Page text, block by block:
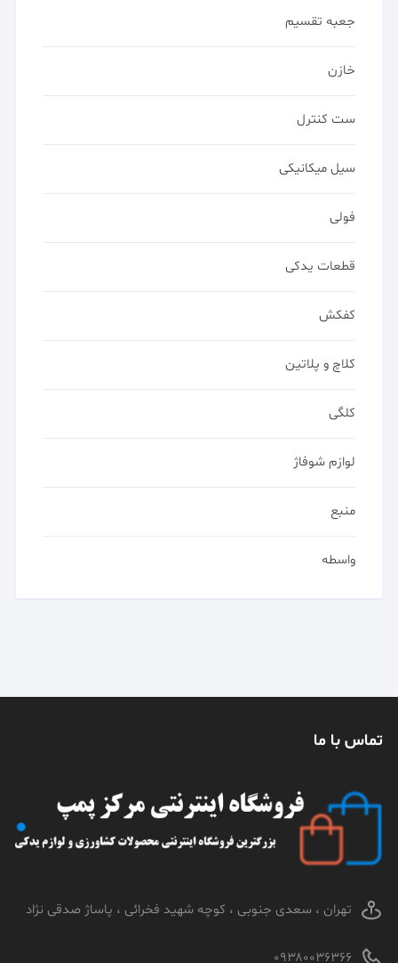
جعبه تقسیم
خازن
ست کنترل
سیل میکانیکی
فولی
قطعات یدکی
کفکش
کلاچ و پلاتین
کلگی
لوازم شوفاژ
منبع
واسطه
تماس با ما
تهران ، سعدی جنوبی ، کوچه شهید فخرائی ، پاساژ صدقی نژاد
۰۹۳۸۰۰۳۶۳۶۶